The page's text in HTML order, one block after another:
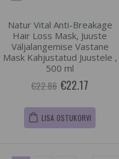
Natur Vital Anti-Breakage
Hair Loss Mask, Juuste
Väljalangemise Vastane
Mask Kahjustatud Juustele ,
500 ml
€22.86 €22.17
LISA OSTUKORVI